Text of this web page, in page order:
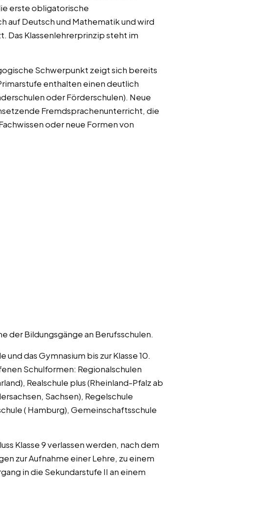
erste obligatorische
auf Deutsch und Mathematik und wird
Das Klassenlehrerprinzip steht im
Schwerpunkt zeigt sich bereits
enthalten einen deutlich
oder Förderschulen). Neue
Fremdsprachenunterricht, die
oder neue Formen von
der Bildungsgänge an Berufsschulen.
das Gymnasium bis zur Klasse 10.
Schulformen: Regionalschulen
Realschule plus (Rheinland-Pfalz ab
Sachsen), Regelschule
( Hamburg), Gemeinschaftsschule
Klasse 9 verlassen werden, nach dem
zur Aufnahme einer Lehre, zu einem
in die Sekundarstufe II an einem